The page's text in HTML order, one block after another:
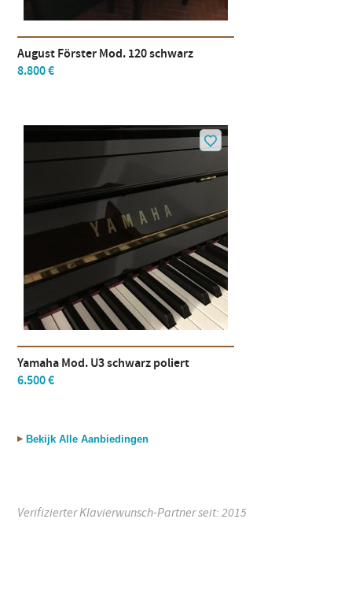
August Förster Mod. 120 schwarz
8.800 €
Yamaha Mod. U3 schwarz poliert
6.500 €
Bekijk Alle Aanbiedingen
Verifizierter Klavierwunsch-Partner seit: 2015